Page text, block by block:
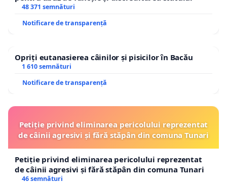
48 371 semnături
Notificare de transparență
Opriți eutanasierea câinilor și pisicilor în Bacău
1 610 semnături
Notificare de transparență
Petiție privind eliminarea pericolului reprezentat
de câinii agresivi și fără stăpân din comuna Tunari
Petiție privind eliminarea pericolului reprezentat
de câinii agresivi și fără stăpân din comuna Tunari
46 semnături